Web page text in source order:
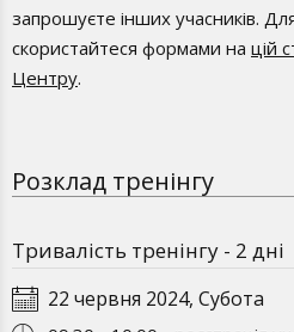
запрошуєте інших учасників.
скористайтеся формами на цій
Центру.
Розклад тренінгу
Тривалість тренінгу - 2 дні
22 червня 2024, Субота